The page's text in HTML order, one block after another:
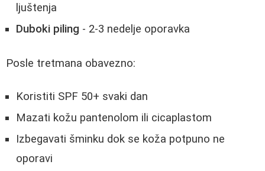
ljuštenja
Duboki piling - 2-3 nedelje oporavka
Posle tretmana obavezno:
Koristiti SPF 50+ svaki dan
Mazati kožu pantenolom ili cicaplastom
Izbegavati šminku dok se koža potpuno ne
oporavi